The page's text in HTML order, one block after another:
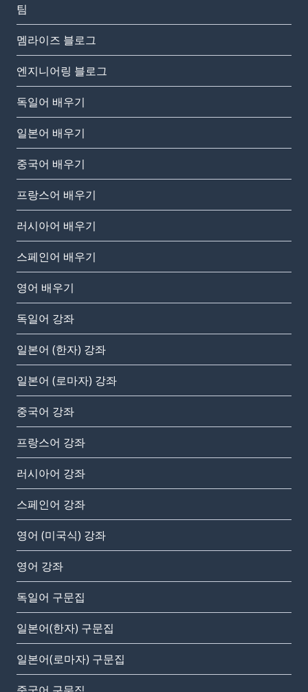
팀
멤라이즈 블로그
엔지니어링 블로그
독일어 배우기
일본어 배우기
중국어 배우기
프랑스어 배우기
러시아어 배우기
스페인어 배우기
영어 배우기
독일어 강좌
일본어 (한자) 강좌
일본어 (로마자) 강좌
중국어 강좌
프랑스어 강좌
러시아어 강좌
스페인어 강좌
영어 (미국식) 강좌
영어 강좌
독일어 구문집
일본어(한자) 구문집
일본어(로마자) 구문집